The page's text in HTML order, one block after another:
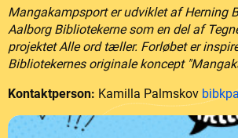
Mangakampsport er udviklet af Herning
Aalborg Bibliotekerne som en del af
projektet Alle ord tæller. Forløbet er
Bibliotekernes originale koncept
Kontaktperson: Kamilla Palmskov